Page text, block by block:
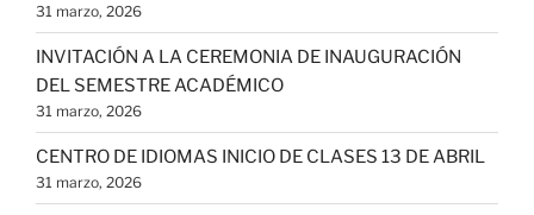
31 marzo, 2026
INVITACIÓN A LA CEREMONIA DE INAUGURACIÓN
DEL SEMESTRE ACADÉMICO
31 marzo, 2026
CENTRO DE IDIOMAS INICIO DE CLASES 13 DE ABRIL
31 marzo, 2026